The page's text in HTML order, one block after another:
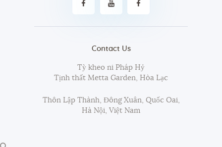
Contact Us
Tỳ kheo ni Pháp Hỷ
Tịnh thất Metta Garden, Hòa Lạc
Thôn Lập Thành, Đông Xuân, Quốc Oai,
Hà Nội, Việt Nam